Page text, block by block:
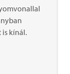
is kínál.